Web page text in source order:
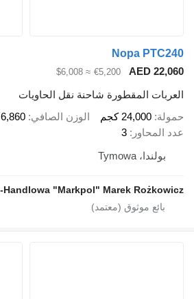
Nopa PTC240
AED 22,060
€5,200
≈ $6,008
العربات المقطورة شاحنة نقل الحاويات
حمولة 24,000 كجم الوزن الصافي 6,860 كجم
عدد المحاور
3
بولندا، Tymowa